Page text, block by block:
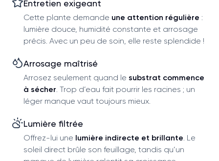
Entretien exigeant
Cette plante demande une attention régulière :
lumière douce, humidité constante et arrosage
précis. Avec un peu de soin, elle reste splendide !
Arrosage maîtrisé
Arrosez seulement quand le substrat commence
à sécher . Trop d’eau fait pourrir les racines ; un
léger manque vaut toujours mieux.
Lumière filtrée
Offrez-lui une lumière indirecte et brillante . Le
soleil direct brûle son feuillage, tandis qu’un